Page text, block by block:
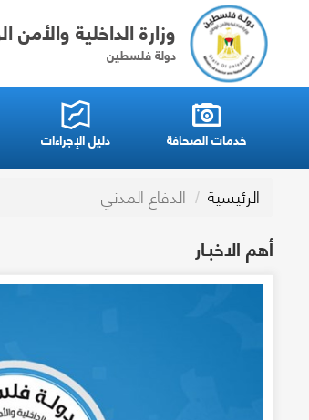
دولة فلسطين
وزارة الداخلية والأمن
خدمات الصحافة دليل الإجراءات
الرئيسية الدفاع المدني
أهم الاخبـار